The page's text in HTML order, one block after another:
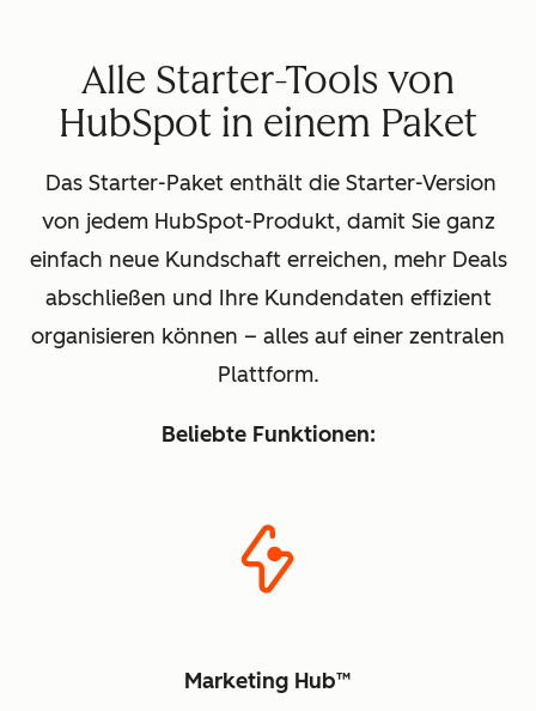
Alle Starter-Tools von
HubSpot in einem Paket
Das Starter-Paket enthält die Starter-Version
von jedem HubSpot-Produkt, damit Sie ganz
einfach neue Kundschaft erreichen, mehr Deals
abschließen und Ihre Kundendaten effizient
organisieren können – alles auf einer zentralen
Plattform.
Beliebte Funktionen:
Marketing Hub™